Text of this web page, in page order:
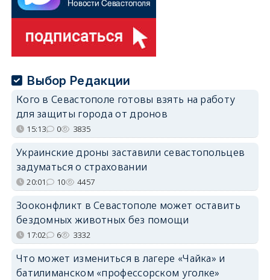
Выбор Редакции
Кого в Севастополе готовы взять на работу
для защиты города от дронов
15:13 0 3835
Украинские дроны заставили севастопольцев
задуматься о страховании
20:01 10 4457
Зооконфликт в Севастополе может оставить
бездомных животных без помощи
17:02 6 3332
Что может измениться в лагере «Чайка» и
батилиманском «профессорском уголке»